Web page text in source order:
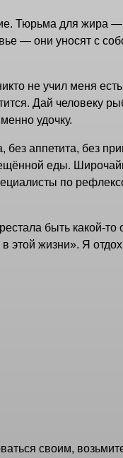
Тюрьма для жира —
— они уносят с
не учил меня
Дай человеку
удочку.
аппетита, без
еды.
по
быть какой-
жизни». Я
своим,